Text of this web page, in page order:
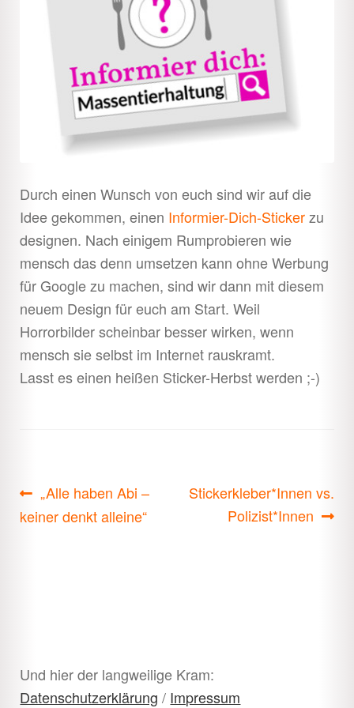
Durch einen Wunsch von euch sind wir auf die
Idee gekommen, einen Informier-Dich-Stickerzu
designen. Nach einigem Rumprobieren wie
mensch das denn umsetzen kann ohne Werbung
für Google zu machen, sind wir dann mit diesem
neuem Design für euch am Start. Weil
Horrorbilder scheinbar besser wirken, wenn
mensch sie selbst im Internet rauskramt.
Lasst es einen heißen Sticker-Herbst werden ;-)
Beitragsnavigation
Vorheriger
Beitrag:
„Alle haben Abi –
keiner denkt alleine“
Nächster
Beitrag:
Stickerkleber*Innen vs.
Polizist*Innen
Und hier der langweilige Kram:
Datenschutzerklärung / Impressum